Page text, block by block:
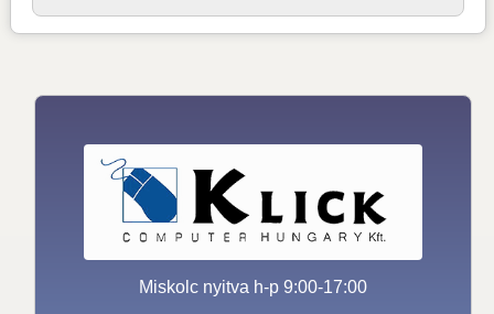
Miskolc nyitva h-p 9:00-17:00